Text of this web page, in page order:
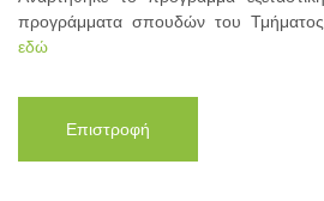
προγράμματα σπουδών του Τμήματος
εδώ
Επιστροφή